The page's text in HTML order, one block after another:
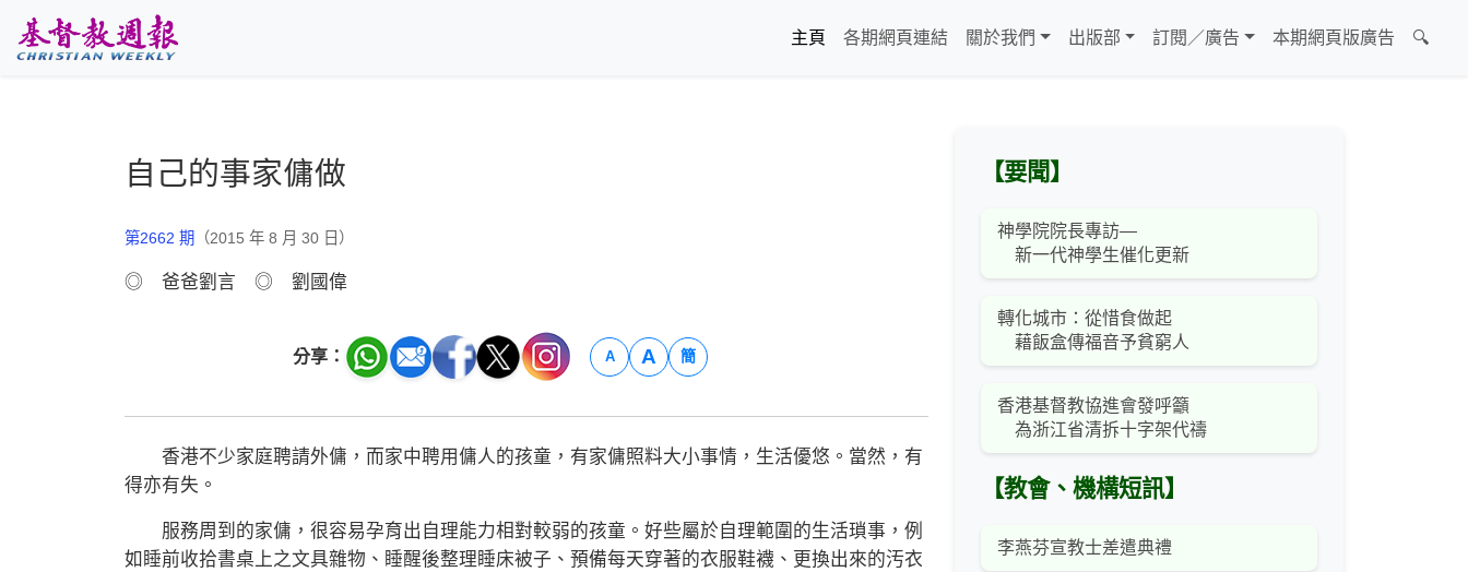
主頁
各期網頁連結 關於我們 出版部 訂閱／廣告 本期網頁版廣告 🔍
自己的事家傭做
第2662 期 （2015 年 8 月 30 日）
◎ 爸爸劉言 ◎ 劉國偉
分享： A A 簡
香港不少家庭聘請外傭，而家中聘用傭人的孩童，有家傭照料大小事情，生活優悠。當然，有
得亦有失。
服務周到的家傭，很容易孕育出自理能力相對較弱的孩童。好些屬於自理範圍的生活瑣事，例
如睡前收拾書桌上之文具雜物、睡醒後整理睡床被子、預備每天穿著的衣服鞋襪、更換出來的汚衣
【要聞】
神學院院長專訪—
新一代神學生催化更新
轉化城市：從惜食做起
藉飯盒傳福音予貧窮人
香港基督教協進會發呼籲
為浙江省清拆十字架代禱
【教會、機構短訊】
李燕芬宣教士差遣典禮